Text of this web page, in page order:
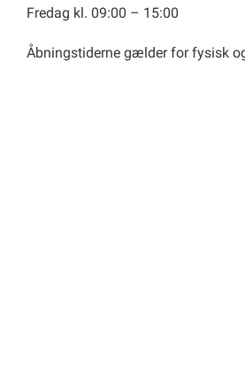
Fredag kl. 09:00 – 15:00
Åbningstiderne gælder for fysisk